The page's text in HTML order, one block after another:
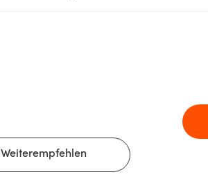
Weiterempfehlen